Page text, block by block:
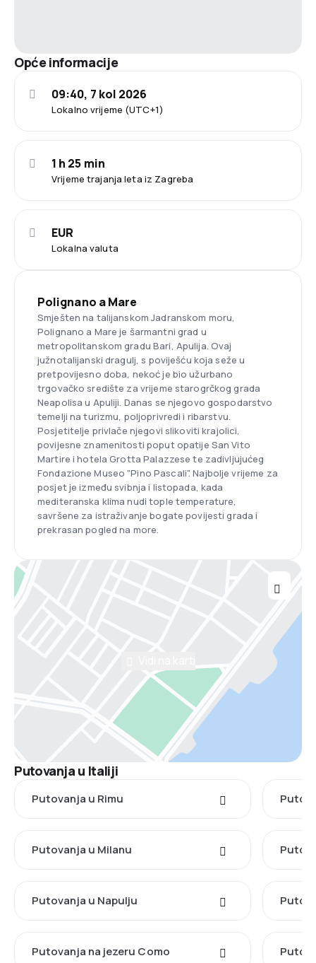
Opće informacije
Lokalno vrijeme (UTC+1)
09:40, 7 kol 2026
Vrijeme trajanja leta iz Zagreba
1 h 25 min
Lokalna valuta
EUR
Polignano a Mare
Smješten na talijanskom Jadranskom moru,
Polignano a Mare je šarmantni grad u
metropolitanskom gradu Bari, Apulija. Ovaj
južnotalijanski dragulj, s poviješću koja seže u
pretpovijesno doba, nekoć je bio užurbano
trgovačko središte za vrijeme starogrčkog grada
Neapolisa u Apuliji. Danas se njegovo gospodarstvo
temelji na turizmu, poljoprivredi i ribarstvu.
Posjetitelje privlače njegovi slikoviti krajolici,
povijesne znamenitosti poput opatije San Vito
Martire i hotela Grotta Palazzese te zadivljujućeg
Fondazione Museo "Pino Pascali". Najbolje vrijeme za
posjet je između svibnja i listopada, kada
mediteranska klima nudi tople temperature,
savršene za istraživanje bogate povijesti grada i
prekrasan pogled na more.
Putovanja u Italiji
Putovanja u Rimu
Putovanja u Milanu
Putovanja u Napulju
Putovanja na jezeru Como